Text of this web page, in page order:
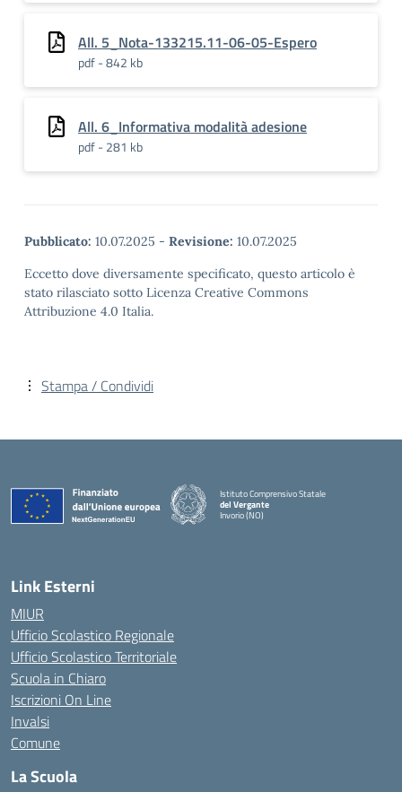
All. 5_Nota-133215.11-06-05-Espero
pdf - 842 kb
All. 6_Informativa modalità adesione
pdf - 281 kb
Pubblicato: 10.07.2025 - Revisione: 10.07.2025
Eccetto dove diversamente specificato, questo articolo è
stato rilasciato sotto Licenza Creative Commons
Attribuzione 4.0 Italia.
Stampa / Condividi
Istituto Comprensivo Statale
del Vergante
Invorio (NO)
Link Esterni
MIUR
Ufficio Scolastico Regionale
Ufficio Scolastico Territoriale
Scuola in Chiaro
Iscrizioni On Line
Invalsi
Comune
La Scuola